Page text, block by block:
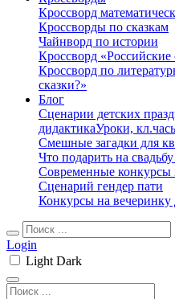
Кроссворд
Кроссворды по сказкам
Чайнворд по истории
Кроссворд
Кроссворд по
сказки?»
Блог
Сценарии детских
дидактикаУроки,
Смешные загадки для
Что подарить на
Современные конкурсы
Сценарий гендер пати
Конкурсы на вечеринку
Login
Light Dark